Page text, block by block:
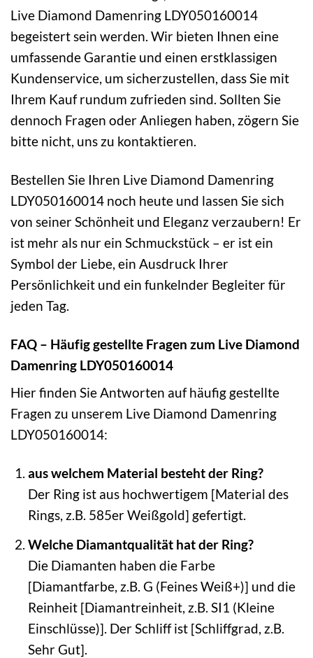
Live Diamond Damenring LDY050160014
begeistert sein werden. Wir bieten Ihnen eine
umfassende Garantie und einen erstklassigen
Kundenservice, um sicherzustellen, dass Sie mit
Ihrem Kauf rundum zufrieden sind. Sollten Sie
dennoch Fragen oder Anliegen haben, zögern Sie
bitte nicht, uns zu kontaktieren.
Bestellen Sie Ihren Live Diamond Damenring
LDY050160014 noch heute und lassen Sie sich
von seiner Schönheit und Eleganz verzaubern! Er
ist mehr als nur ein Schmuckstück – er ist ein
Symbol der Liebe, ein Ausdruck Ihrer
Persönlichkeit und ein funkelnder Begleiter für
jeden Tag.
FAQ – Häufig gestellte Fragen zum Live Diamond
Damenring LDY050160014
Hier finden Sie Antworten auf häufig gestellte
Fragen zu unserem Live Diamond Damenring
LDY050160014:
aus welchem Material besteht der Ring?
Der Ring ist aus hochwertigem [Material des
Rings, z.B. 585er Weißgold] gefertigt.
Welche Diamantqualität hat der Ring?
Die Diamanten haben die Farbe
[Diamantfarbe, z.B. G (Feines Weiß+)] und die
Reinheit [Diamantreinheit, z.B. SI1 (Kleine
Einschlüsse)]. Der Schliff ist [Schliffgrad, z.B.
Sehr Gut].